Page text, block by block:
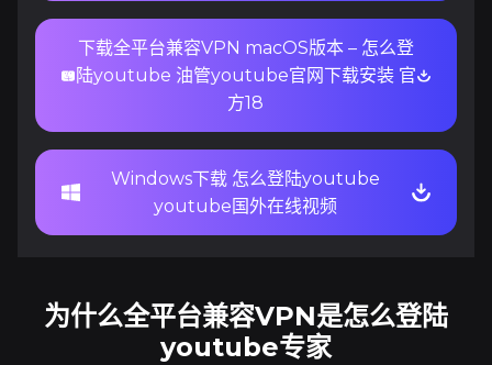
下载全平台兼容VPN macOS版本 – 怎么登
陆youtube 油管youtube官网下载安装 官
方18
Windows下载 怎么登陆youtube
youtube国外在线视频
为什么全平台兼容VPN是怎么登陆
youtube专家